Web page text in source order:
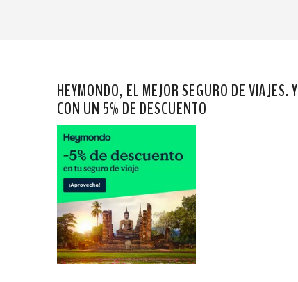
HEYMONDO, EL MEJOR SEGURO DE VIAJES. Y
CON UN 5% DE DESCUENTO